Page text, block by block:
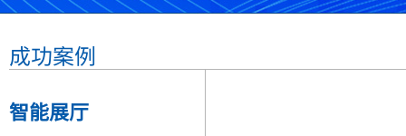
成功案例
智能展厅